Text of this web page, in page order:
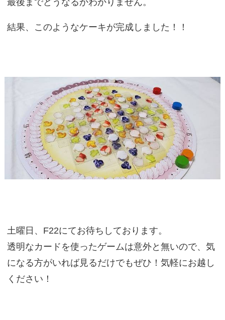
結果、このようなケーキが完成しました！！
土曜日、F22にてお待ちしております。
透明なカードを使ったゲームは意外と無いので、気
になる方がいれば見るだけでもぜひ！気軽にお越し
ください！